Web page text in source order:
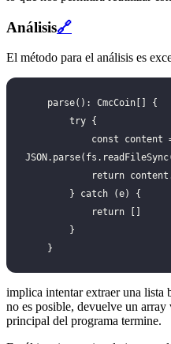
Análisis🔗
El método para el análisis es
    parse(): CmcCoin[] {
        try {
return
        } catch (e) {
            return []
        }
    }
implica intentar extraer una lista
no es posible, devuelve un
principal del programa termine.